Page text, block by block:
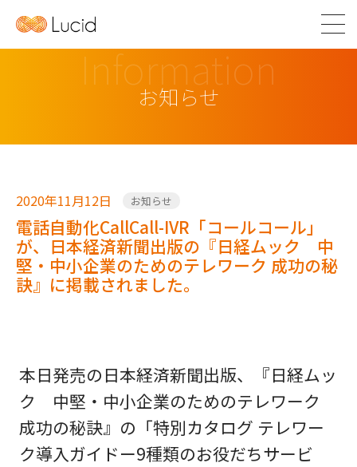
Information
お知らせ
2020年11月12日 お知らせ
電話自動化CallCall-IVR「コールコール」
が、日本経済新聞出版の『日経ムック 中
堅・中小企業のためのテレワーク 成功の秘
訣』に掲載されました。
本日発売の日本経済新聞出版、『日経ムッ
ク 中堅・中小企業のためのテレワーク
成功の秘訣』の 「特別カタログ テレワー
ク導入ガイドー9種類のお役だちサービ